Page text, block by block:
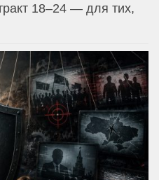
18–24 — для тих,